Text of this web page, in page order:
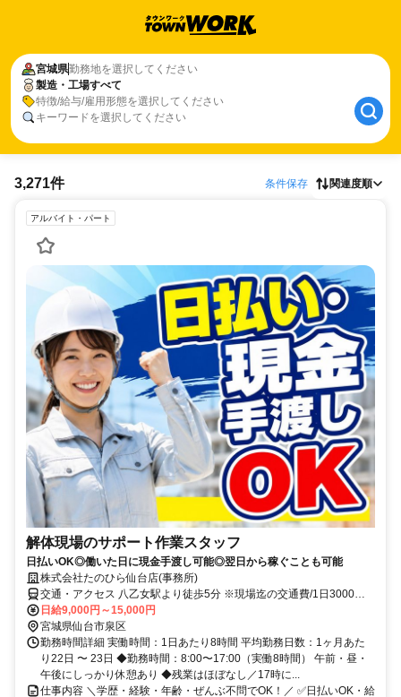
宮城県勤務地を選択してください
製造・工場すべて
特徴/給与/雇用形態を選択してください
キーワードを選択してください
3,271件 条件保存 関連度順
アルバイト・パート
解体現場のサポート作業スタッフ
日払いOK◎働いた日に現金手渡し可能◎翌日から稼ぐことも可能
株式会社たのひら仙台店(事務所)
交通・アクセス 八乙女駅より徒歩5分 ※現場迄の交通費/1日3000円
迄支給
日給9,000円～15,000円
宮城県仙台市泉区
勤務時間詳細 実働時間：1日あたり8時間 平均勤務日数：1ヶ月あた
り22日 〜 23日 ◆勤務時間：8:00〜17:00（実働8時間） 午前・昼・
午後にしっかり休憩あり ◆残業はほぼなし／17時に...
仕事内容 ＼学歴・経験・年齢・ぜんぶ不問でOK！／ ✅日払いOK・給